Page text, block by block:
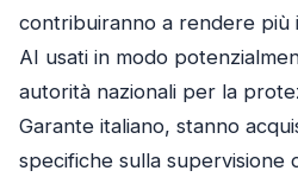
contribuiranno a rendere più
AI usati in modo
autorità nazionali per la
Garante italiano, stanno
specifiche sulla supervisione